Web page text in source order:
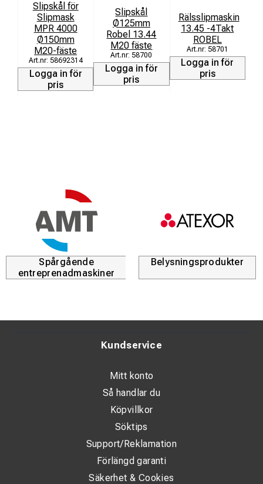
Slipskål för
Slipmask
MPR 4000
Ø150mm
M20-fäste
58692314
Logga in för
pris
Slipskål
Ø125mm
Robel 13.44
M20 fäste
58700
Logga in för
pris
Rälsslipmaskin
13.45 -4Takt
ROBEL
58701
Logga in för
pris
Spårgående
entreprenadmaskiner
Belysningsprodukter
Kundservice
Mitt konto
Så handlar du
Köpvillkor
Söktips
Support/Reklamation
Förlängd garanti
Säkerhet & Cookies